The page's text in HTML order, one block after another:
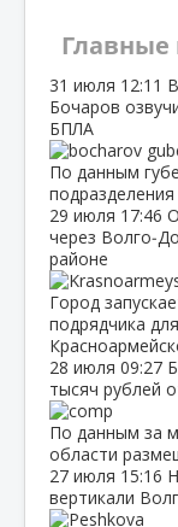
Главные
31 июля 12:11
Бочаров
БПЛА
По данным
29 июля 17:46
через
районе
Город
подрядчика
28 июля 09:27
тысяч рублей
По данным за
области
27 июля 15:16
вертикали